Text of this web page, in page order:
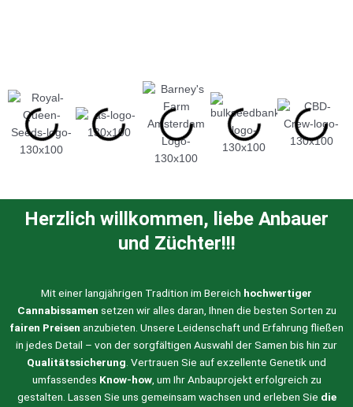
Herzlich willkommen, liebe Anbauer
und Züchter!!!
Mit einer langjährigen Tradition im Bereich hochwertiger
Cannabissamen setzen wir alles daran, Ihnen die besten Sorten zu
fairen Preisen anzubieten. Unsere Leidenschaft und Erfahrung fließen
in jedes Detail – von der sorgfältigen Auswahl der Samen bis hin zur
Qualitätssicherung. Vertrauen Sie auf exzellente Genetik und
umfassendes Know-how, um Ihr Anbauprojekt erfolgreich zu
gestalten. Lassen Sie uns gemeinsam wachsen und erleben Sie die